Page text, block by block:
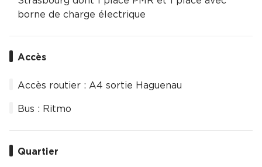
borne de charge électrique
Accès
Accès routier : A4 sortie Haguenau
Bus : Ritmo
Quartier